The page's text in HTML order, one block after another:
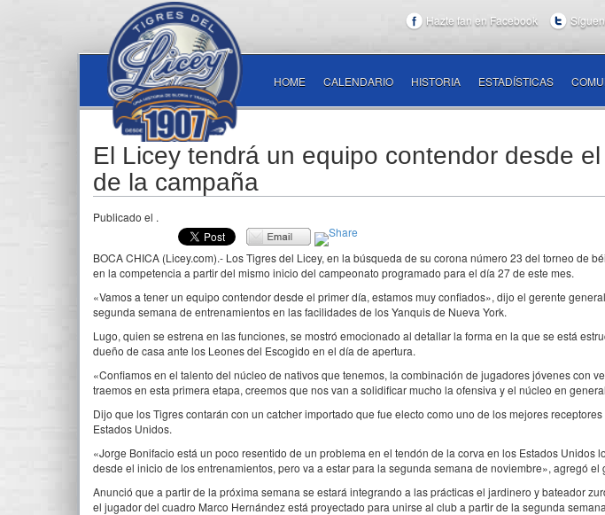
Hazte fan en Facebook
HOME CALENDARIO HISTORIA ESTADÍSTICAS
El Licey tendrá un equipo contendor desde
de la campaña
Publicado el .
BOCA CHICA (Licey.com).- Los Tigres del Licey, en la búsqueda de su corona número 23 del torneo de
en la competencia a partir del mismo inicio del campeonato programado para el día 27 de este mes.
«Vamos a tener un equipo contendor desde el primer día, estamos muy confiados», dijo el gerente
segunda semana de entrenamientos en las facilidades de los Yanquis de Nueva York.
Lugo, quien se estrena en las funciones, se mostró emocionado al detallar la forma en la que se está
dueño de casa ante los Leones del Escogido en el día de apertura.
«Confiamos en el talento del núcleo de nativos que tenemos, la combinación de jugadores jóvenes con
traemos en esta primera etapa, creemos que nos van a solidificar mucho la ofensiva y el núcleo en
Dijo que los Tigres contarán con un catcher importado que fue electo como uno de los mejores
Estados Unidos.
«Jorge Bonifacio está un poco resentido de un problema en el tendón de la corva en los Estados Unidos
desde el inicio de los entrenamientos, pero va a estar para la segunda semana de noviembre», agregó el
Anunció que a partir de la próxima semana se estará integrando a las prácticas el jardinero y bateador
el jugador del cuadro Marco Hernández está proyectado para unirse al club a partir de la segunda